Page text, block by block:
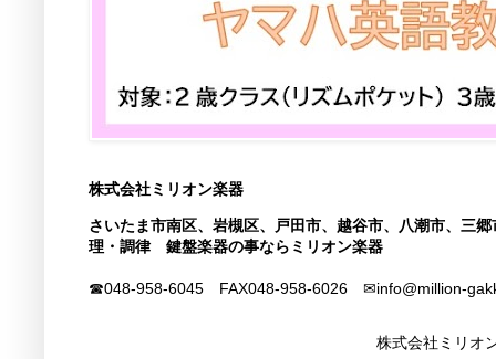
株式会社ミリオン楽器
さいたま市南区、岩槻区、戸田市、越谷市、八潮市、
理・調律 鍵盤楽器の事ならミリオン楽器
☎048-958-6045 FAX048-958-6026 ✉info@million-
株式会社ミリオ